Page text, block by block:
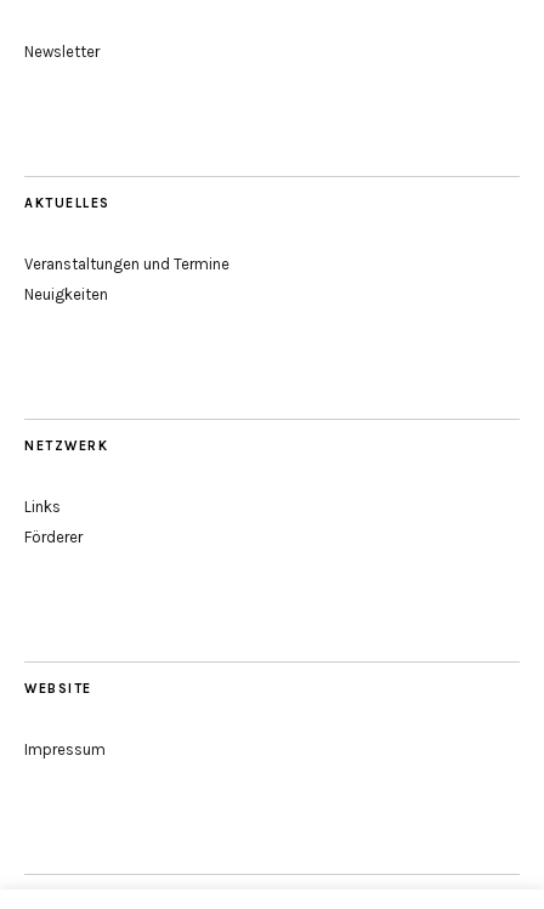
Newsletter
AKTUELLES
Veranstaltungen und Termine
Neuigkeiten
NETZWERK
Links
Förderer
WEBSITE
Impressum